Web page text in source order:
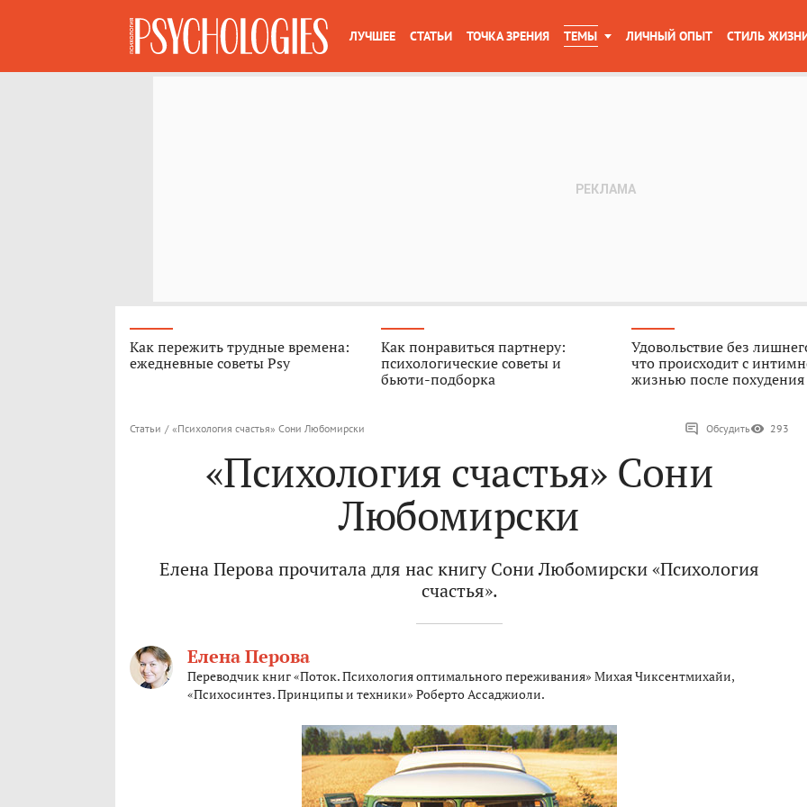
ЛУЧШЕЕ СТАТЬИ ТОЧКА ЗРЕНИЯ ТЕМЫ ЛИЧНЫЙ ОПЫТ СТИЛЬ
Как пережить трудные времена:
ежедневные советы Psy
Как понравиться партнеру:
психологические советы и
бьюти-подборка
Удовольствие без
что происходит с
жизнью после похудения
Статьи / «Психология счастья» Сони Любомирски Обсудить 293
«Психология счастья» Сони
Любомирски
Елена Перова прочитала для нас книгу Сони Любомирски «Психология
счастья».
Елена Перова
Переводчик книг «Поток. Психология оптимального переживания» Михая Чиксентмихайи,
«Психосинтез. Принципы и техники» Роберто Ассаджиоли.